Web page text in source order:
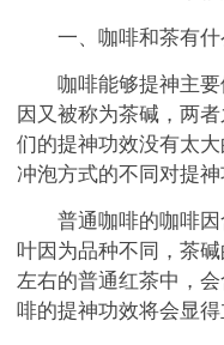
一、咖啡和茶有什
咖啡能够提神主要
因又被称为茶碱，两
们的提神功效没有太
冲泡方式的不同对提神
普通咖啡的咖啡因
叶因为品种不同，茶
左右的普通红茶中，
啡的提神功效将会显得